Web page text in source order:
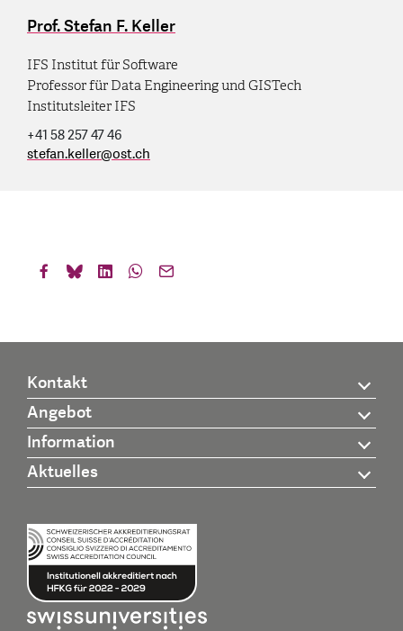
Prof. Stefan F. Keller
IFS Institut für Software
Professor für Data Engineering und GISTech
Institutsleiter IFS
+41 58 257 47 46
stefan.keller@ost.ch
Kontakt
Angebot
Information
Aktuelles